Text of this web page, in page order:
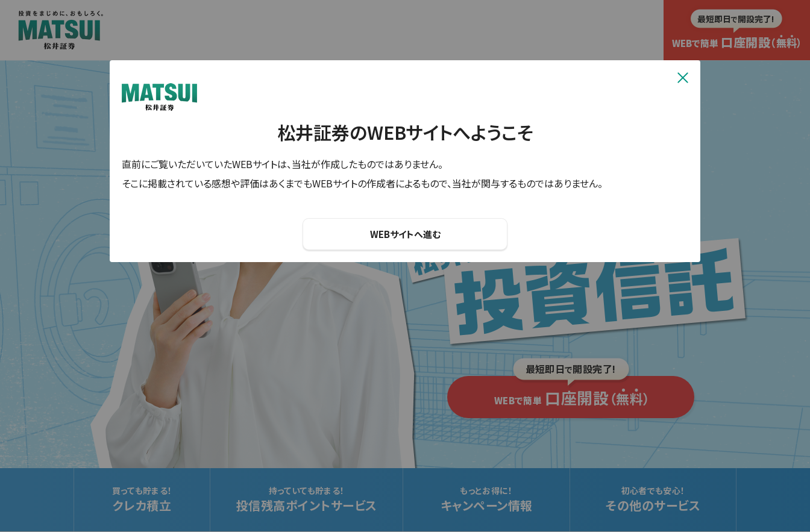
最短即日で開設完了!
WEBで簡単 口座開設（無料）
最短即日で開設完了!
WEBで簡単 口座開設（無料）
買っても貯まる！
クレカ積立
持っていても貯まる！
投信残高ポイントサービス
もっとお得に！
キャンペーン情報
初心者でも安心！
その他のサービス
松井証券のWEBサイトへようこそ
直前にご覧いただいていたWEBサイトは、当社が作成したものではありません。
そこに掲載されている感想や評価はあくまでもWEBサイトの作成者によるもので、当社が関与するものではありません。
WEBサイトへ進む